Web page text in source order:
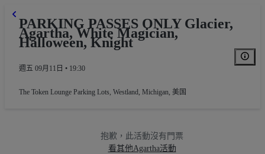
PARKING PASSES ONLY Glacier,
Agartha, White Magician,
Halloween, Knight
週五 09月11日 • 19:30
The Token Lounge Parking Lots, Westland, Michigan, 美国
抱歉，此活動沒有門票
看其他Agartha活動